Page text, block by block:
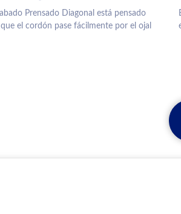
Prensado Diagonal está pensado
el cordón pase fácilmente por el ojal